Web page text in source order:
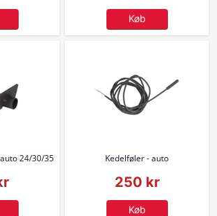
Køb
24/30/35 Kedelføler - auto
250 kr
Køb